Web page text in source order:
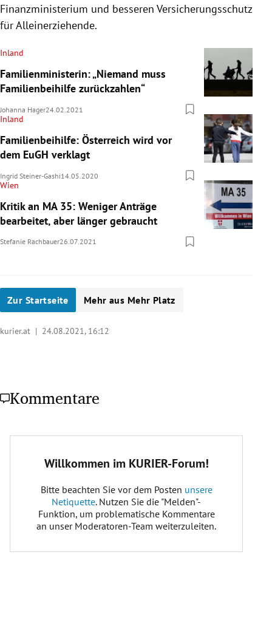
Finanzministerium und besseren Versicherungsschutz
für Alleinerziehende.
Inland
Familienministerin: „Niemand muss
Familienbeihilfe zurückzahlen“
Johanna Hager24.02.2021
Inland
Familienbeihilfe: Österreich wird vor
dem EuGH verklagt
Ingrid Steiner-Gashi14.05.2020
Wien
Kritik an MA 35: Weniger Anträge
bearbeitet, aber länger gebraucht
Stefanie Rachbauer26.07.2021
Zur Startseite Mehr aus Mehr Platz
kurier.at | 24.08.2021, 16:12
Kommentare